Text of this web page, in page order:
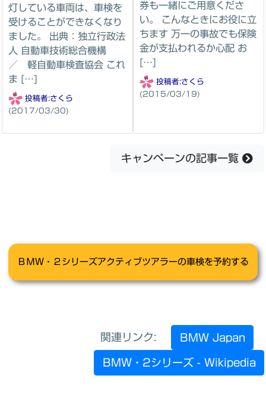
灯している車両は、車検を
受けることができなくなり
ました。 出典：独立行政法
人 自動車技術総合機構
／ 軽自動車検査協会 これ
ま […]
投稿者:さくら
(2017/03/30)
券も一緒にご用意くださ
い。 こんなときにお役に立
ちます 万一の事故でも保険
金が支払われるか心配 お
[…]
投稿者:さくら
(2015/03/19)
キャンペーンの記事一覧
関連リンク: BMW Japan
BMW・2シリーズ - Wikipedia